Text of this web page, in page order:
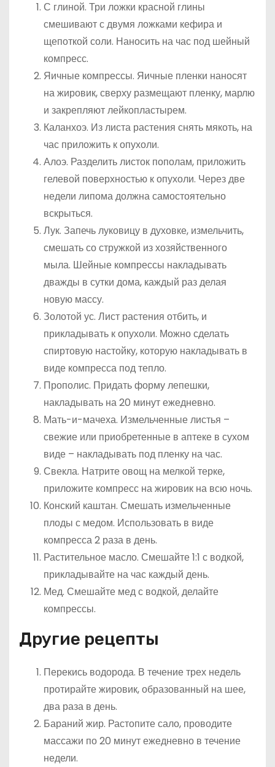
С глиной. Три ложки красной глины
смешивают с двумя ложками кефира и
щепоткой соли. Наносить на час под шейный
компресс.
Яичные компрессы. Яичные пленки наносят
на жировик, сверху размещают пленку, марлю
и закрепляют лейкопластырем.
Каланхоэ. Из листа растения снять мякоть, на
час приложить к опухоли.
Алоэ. Разделить листок пополам, приложить
гелевой поверхностью к опухоли. Через две
недели липома должна самостоятельно
вскрыться.
Лук. Запечь луковицу в духовке, измельчить,
смешать со стружкой из хозяйственного
мыла. Шейные компрессы накладывать
дважды в сутки дома, каждый раз делая
новую массу.
Золотой ус. Лист растения отбить, и
прикладывать к опухоли. Можно сделать
спиртовую настойку, которую накладывать в
виде компресса под тепло.
Прополис. Придать форму лепешки,
накладывать на 20 минут ежедневно.
Мать-и-мачеха. Измельченные листья –
свежие или приобретенные в аптеке в сухом
виде – накладывать под пленку на час.
Свекла. Натрите овощ на мелкой терке,
приложите компресс на жировик на всю ночь.
Конский каштан. Смешать измельченные
плоды с медом. Использовать в виде
компресса 2 раза в день.
Растительное масло. Смешайте 1:1 с водкой,
прикладывайте на час каждый день.
Мед. Смешайте мед с водкой, делайте
компрессы.
Другие рецепты
Перекись водорода. В течение трех недель
протирайте жировик, образованный на шее,
два раза в день.
Бараний жир. Растопите сало, проводите
массажи по 20 минут ежедневно в течение
недели.